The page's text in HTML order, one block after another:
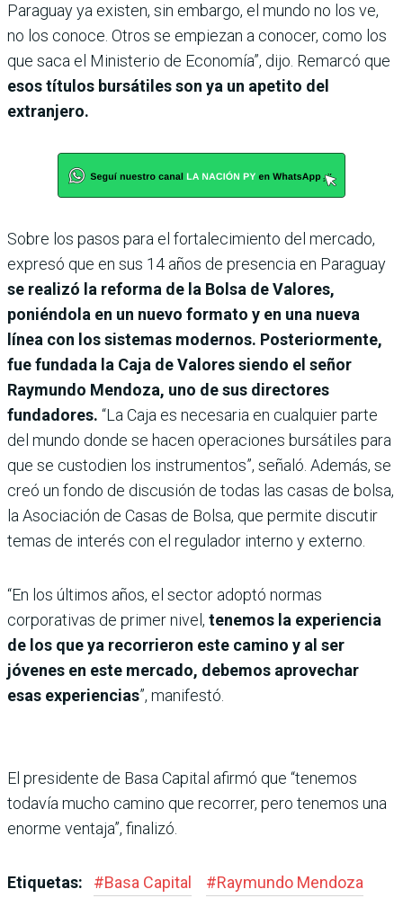
Paraguay ya existen, sin embargo, el mundo no los ve,
no los conoce. Otros se empiezan a conocer, como los
que saca el Ministerio de Economía”, dijo. Remarcó que
esos títulos bursátiles son ya un apetito del
extranjero.
Sobre los pasos para el fortalecimiento del mercado,
expresó que en sus 14 años de presencia en Paraguay
se realizó la reforma de la Bolsa de Valores,
poniéndola en un nuevo formato y en una nueva
línea con los sistemas modernos. Posteriormente,
fue fundada la Caja de Valores siendo el señor
Raymundo Mendoza, uno de sus directores
fundadores. “La Caja es necesaria en cualquier parte
del mundo donde se hacen operaciones bursátiles para
que se custodien los instrumentos”, señaló. Además, se
creó un fondo de discusión de todas las casas de bolsa,
la Asociación de Casas de Bolsa, que permite discutir
temas de interés con el regulador interno y externo.
“En los últimos años, el sector adoptó normas
corporativas de primer nivel, tenemos la experiencia
de los que ya recorrieron este camino y al ser
jóvenes en este mercado, debemos aprovechar
esas experiencias”, manifestó.
El presidente de Basa Capital afirmó que “tenemos
todavía mucho camino que recorrer, pero tenemos una
enorme ventaja”, finalizó.
Etiquetas: #Basa Capital #Raymundo Mendoza